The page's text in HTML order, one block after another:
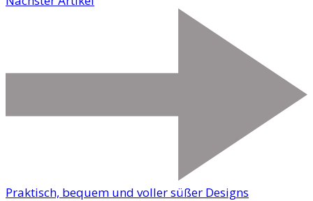
Praktisch, bequem und voller süßer Designs